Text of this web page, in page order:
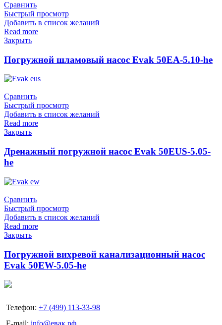
Сравнить
Быстрый просмотр
Добавить в список желаний
Read more
Закрыть
Погружной шламовый насос Evak 50EA-5.10-he
Сравнить
Быстрый просмотр
Добавить в список желаний
Read more
Закрыть
Дренажный погружной насос Evak 50EUS-5.05-
he
Сравнить
Быстрый просмотр
Добавить в список желаний
Read more
Закрыть
Погружной вихревой канализационный насос
Evak 50EW-5.05-he
Телефон: +7 (499) 113-33-98